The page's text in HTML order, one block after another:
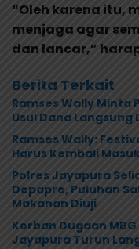
“Oleh karena itu,
menjaga agar
dan lancar,”
Berita Terkait
Ramses Wally Minta
Usul Dana Langsung
Ramses Wally:
Harus Kembali
Polres Jayapura
Depapre, Puluhan
Makanan Diuji
Korban Dugaan
Jayapura Turun